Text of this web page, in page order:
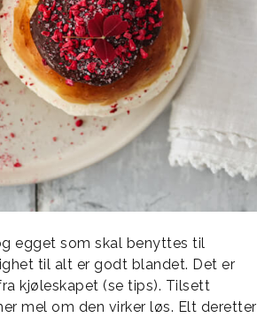
egget som skal benyttes til
til alt er godt blandet. Det er
kjøleskapet (se tips). Tilsett
mel om den virker løs. Elt deretter